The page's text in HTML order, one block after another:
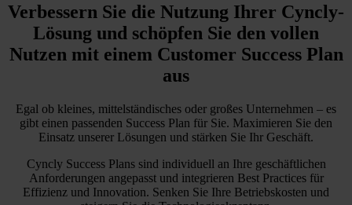
Verbessern Sie die Nutzung Ihrer Cyncly-
Lösung und schöpfen Sie den vollen
Nutzen mit einem Customer Success Plan
aus
Egal ob kleines, mittelständisches oder großes Unternehmen – es
gibt einen passenden Success Plan für Sie. Maximieren Sie den
Einsatz unserer Lösungen und stärken Sie Ihr Geschäft.
Cyncly Success Plans sind individuell an Ihre geschäftlichen
Anforderungen angepasst und integrieren Best Practices für
Effizienz und Innovation. Senken Sie Ihre Betriebskosten und